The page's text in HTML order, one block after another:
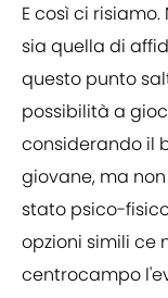
E così ci
sia quella di
questo punto
possibilità a
considerando il
giovane, ma
stato psico-
opzioni simili ce
centrocampo